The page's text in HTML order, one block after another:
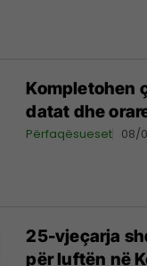
Kompletohen
datat dhe
Përfaqësueset 08/
25-vjeçarja
për luftën në